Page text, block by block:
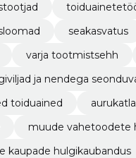
seakasvatus
varja tootmistsehh
ja nendega
toiduained
muude vahetoodete
kaupade hulgikaubandus